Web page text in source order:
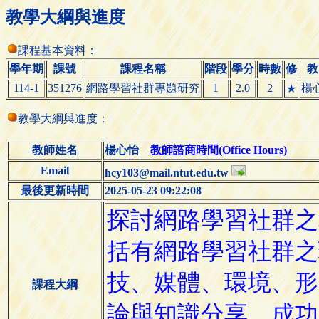
教學大綱與進度
課程基本資料：
學年期
課號 課程名稱 階段 學分 時數 修
114-1
351276 網路學習社群專題研究 1 2.0 2 ★ 楊
教學大綱與進度：
教師姓名 楊心怡教師諮商時間(Office Hours)
Email
hcy103@mail.ntut.edu.tw
最後更新時間
2025-05-23 09:22:08
課程大綱